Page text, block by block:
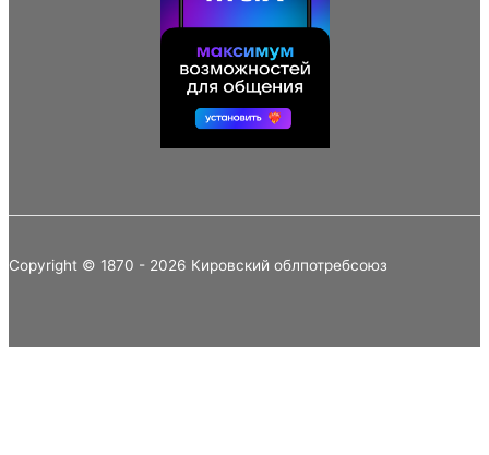
Copyright © 1870 - 2026 Кировский облпотребсоюз